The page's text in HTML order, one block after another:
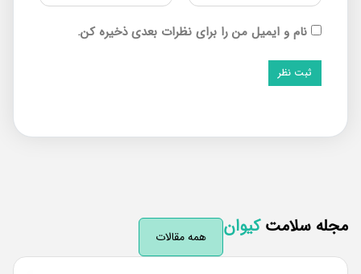
نام و ایمیل من را برای نظرات بعدی ذخیره کن.
سلامتکیوان همه مقالات